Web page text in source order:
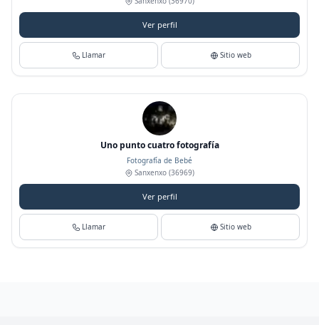
Ver perfil
Llamar Sitio web
Uno punto cuatro fotografía
Fotografía de Bebé
Sanxenxo (36969)
Ver perfil
Llamar Sitio web